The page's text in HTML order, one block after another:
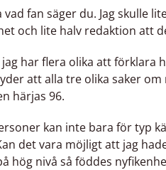
vad fan säger du. Jag skulle
och lite halv redaktion att
har flera olika att förklara
att alla tre olika saker
härjas 96.
kan inte bara för typ
det vara möjligt att jag
hög nivå så föddes